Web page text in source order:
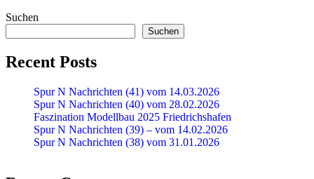
Suchen
Suchen
Recent Posts
Spur N Nachrichten (41) vom 14.03.2026
Spur N Nachrichten (40) vom 28.02.2026
Faszination Modellbau 2025 Friedrichshafen
Spur N Nachrichten (39) – vom 14.02.2026
Spur N Nachrichten (38) vom 31.01.2026